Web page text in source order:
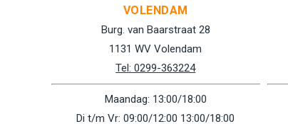
VOLENDAM
Burg. van Baarstraat 28
1131 WV Volendam
Tel: 0299-363224
Maandag: 13:00/18:00
Di t/m Vr: 09:00/12:00 13:00/18:00